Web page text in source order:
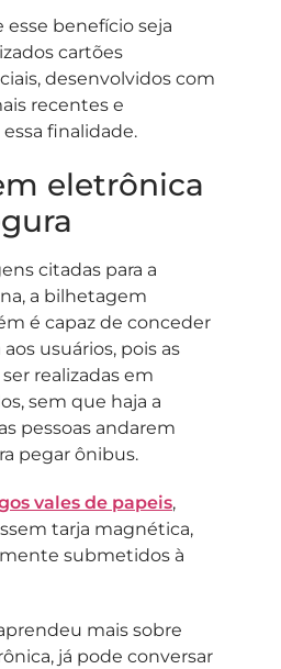
esse benefício seja
cartões
desenvolvidos com
recentes e
finalidade.
eletrônica
citadas para a
a bilhetagem
é capaz de conceder
usuários, pois as
realizadas em
sem que haja a
pessoas andarem
pegar ônibus.
vales de papeis,
tarja magnética,
submetidos à
mais sobre
já pode conversar